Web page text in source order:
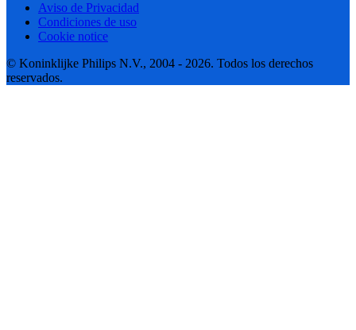
Aviso de Privacidad
Condiciones de uso
Cookie notice
© Koninklijke Philips N.V., 2004 - 2026. Todos los derechos
reservados.